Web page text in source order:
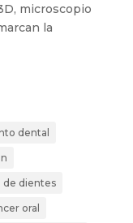
microscopio
la
dental
de dientes
oral